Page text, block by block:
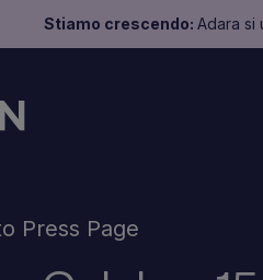
Stiamo crescendo: Adara si
Press Page